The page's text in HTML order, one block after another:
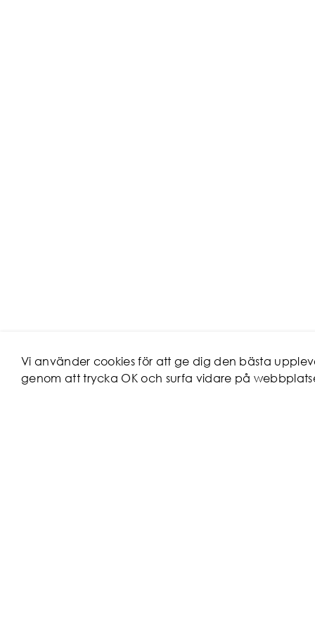
Vi använder cookies för att ge dig den bästa
genom att trycka OK och surfa vidare på